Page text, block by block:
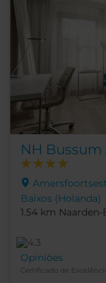
NH Bussum
Baixos (Holanda)
1.54 km
Opiniões
Certificado de